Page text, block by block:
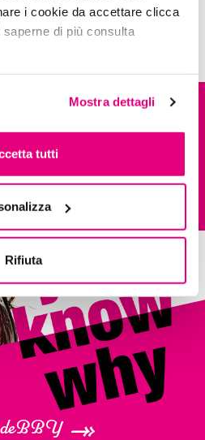
i cookie da accettare clicca
di più consulta
Mostra dettagli
tutti
Rifiuta
up completo. Dalla texture vellutata
ultra pigmentato ha un finish opaco.
antiestetiche. Puoi scolpire o
il colore e donando al viso un
STARCH OCTENYLSUCCINATE,
SODIUM DEHYDROACETATE, BHT,
PROPYLPARABEN +/- CI 15850, CI
COMUNE
PRIMA DI CONFERIRLO IN RACCOLTA
deBBY